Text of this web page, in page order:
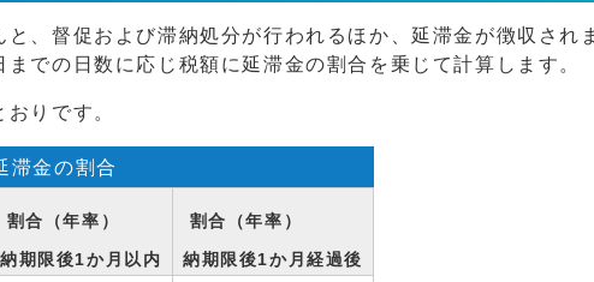
、督促および滞納処分が行われるほか、延滞金が徴収され
での日数に応じ税額に延滞金の割合を乗じて計算します。
りです。
滞金の割合
割合（年率）
納期限後1か月以内
割合（年率）
納期限後1か月経過後